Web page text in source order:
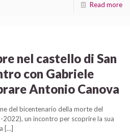
Read more
nel castello di San
con Gabriele
Antonio Canova
del bicentenario della morte del
un incontro per scoprire la sua
[…]